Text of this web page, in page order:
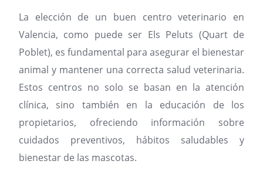
La elección de un buen centro veterinario en
Valencia, como puede ser Els Peluts (Quart de
Poblet), es fundamental para asegurar el bienestar
animal y mantener una correcta salud veterinaria.
Estos centros no solo se basan en la atención
clínica, sino también en la educación de los
propietarios, ofreciendo información sobre
cuidados preventivos, hábitos saludables y
bienestar de las mascotas.